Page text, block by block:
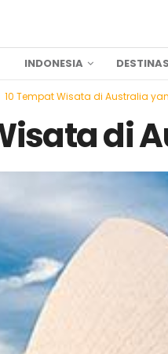
INDONESIA
10 Tempat Wisata di Australia
di